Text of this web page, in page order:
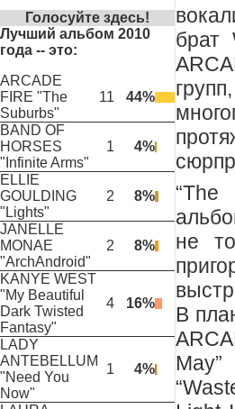
Голосуйте здесь!
Лучший альбом 2010
года -- это:
ARCADE
FIRE "The
Suburbs"
11 44%
BAND OF
HORSES
"Infinite Arms"
1 4%
ELLIE
GOULDING
"Lights"
2 8%
JANELLE
MONAE
"ArchAndroid"
2 8%
KANYE WEST
"My Beautiful
Dark Twisted
Fantasy"
4 16%
LADY
ANTEBELLUM
"Need You
Now"
1 4%
брат
не
В